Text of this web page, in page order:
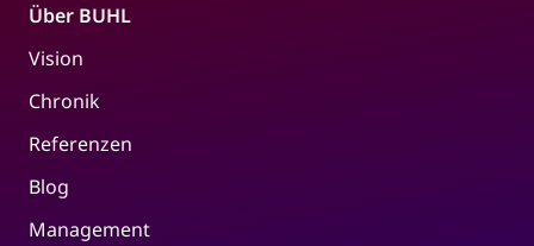
Über BUHL
Vision
Chronik
Referenzen
Blog
Management